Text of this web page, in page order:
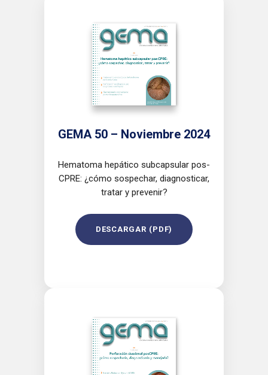
GEMA 50 – Noviembre 2024
Hematoma hepático subcapsular pos-
CPRE: ¿cómo sospechar, diagnosticar,
tratar y prevenir?
DESCARGAR (PDF)